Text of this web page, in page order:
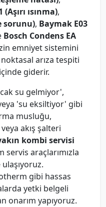
ısınma),
sorunu), Baymak E03
Bosch Condens EA
emniyet sistemini
arıza tespiti
giderir.
su gelmiyor',
'su eksiltiyor' gibi
musluğu,
akış şalteri
kombi servisi
servis araçlarımızla
gibi hassas
yetki belgeli
onarım yapıyoruz.